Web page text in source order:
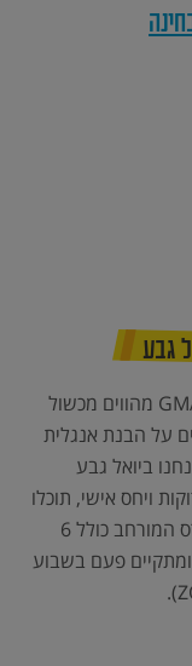
החלק המילולי וחלק ניתוח המידע של ה-GMAT מהווים מכשול
על הבנת אנגלית
ביואל גבע
ויחס אישי, תוכלו
להצליח גם בחלקים המורכבים האלה. הקורס המורחב כולל 6
ומתקיים פעם בשבוע